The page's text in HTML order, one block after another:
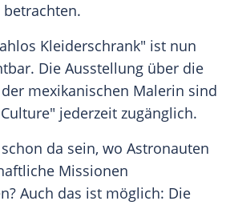
Kleiderschrank" ist nun
Die Ausstellung über die
mexikanischen Malerin sind
jederzeit zugänglich.
da sein, wo Astronauten
Missionen
Auch das ist möglich: Die